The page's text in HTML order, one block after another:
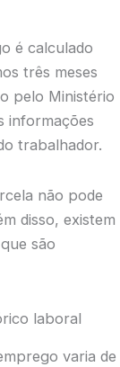
é calculado
três meses
pelo Ministério
informações
trabalhador.
não pode
disso, existem
são
laboral
varia de